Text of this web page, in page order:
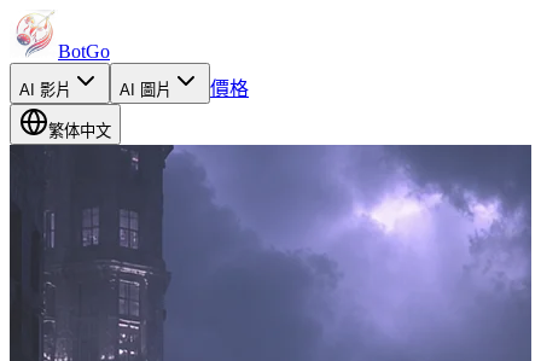
BotGo
AI 影片 AI 圖片 價格
繁体中文